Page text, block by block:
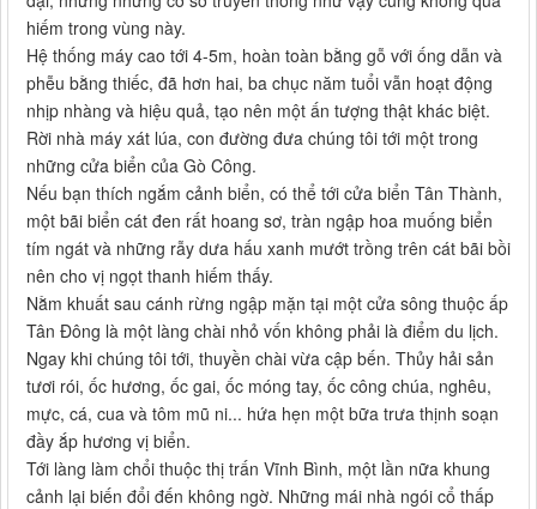
hiếm trong vùng này.
Hệ thống máy cao tới 4-5m, hoàn toàn bằng gỗ với ống dẫn và
phễu bằng thiếc, đã hơn hai, ba chục năm tuổi vẫn hoạt động
nhịp nhàng và hiệu quả, tạo nên một ấn tượng thật khác biệt.
Rời nhà máy xát lúa, con đường đưa chúng tôi tới một trong
những cửa biển của Gò Công.
Nếu bạn thích ngắm cảnh biển, có thể tới cửa biển Tân Thành,
một bãi biển cát đen rất hoang sơ, tràn ngập hoa muống biển
tím ngát và những rẫy dưa hấu xanh mướt trồng trên cát bãi bồi
nên cho vị ngọt thanh hiếm thấy.
Nằm khuất sau cánh rừng ngập mặn tại một cửa sông thuộc ấp
Tân Đông là một làng chài nhỏ vốn không phải là điểm du lịch.
Ngay khi chúng tôi tới, thuyền chài vừa cập bến. Thủy hải sản
tươi rói, ốc hương, ốc gai, ốc móng tay, ốc công chúa, nghêu,
mực, cá, cua và tôm mũ ni... hứa hẹn một bữa trưa thịnh soạn
đầy ắp hương vị biển.
Tới làng làm chổi thuộc thị trấn Vĩnh Bình, một lần nữa khung
cảnh lại biến đổi đến không ngờ. Những mái nhà ngói cổ thấp